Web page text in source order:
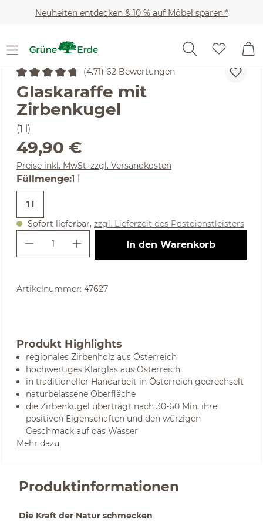
Zum Hauptinhalt springen
Neuheiten entdecken & 10 % auf Möbel sparen.*
Wohnaccessoires Gläser, Karaffen &
Durchschnittliche Bewertung von 4.71 von 5 Sternen
(4.71) 62 Bewertungen
Glaskaraffe mit
Zirbenkugel
(1 l)
Regulärer Preis:
49,90 €
Preise inkl. MwSt. zzgl. Versandkosten
Füllmengeauswählen
:1 l
1 l
Sofort lieferbar, zzgl. Lieferzeit des Postdienstleisters
Produkt Anzahl: Gib den
In den Warenkorb
Artikelnummer: 47627
Produkt Highlights
regionales Zirbenholz aus Österreich
hochwertiges Klarglas aus Österreich
in traditioneller Handarbeit in Österreich gedrechselt
naturbelassene Oberfläche
die Zirbenkugel überträgt nach 30-60 Min. ihre
positiven Eigenschaften und den würzigen
Geschmack auf das Wasser
Mehr dazu
Produktinformationen
Die Kraft der Natur schmecken